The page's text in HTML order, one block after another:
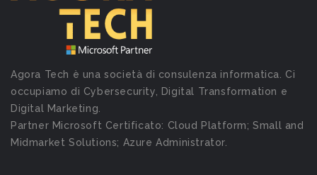
Agora Tech è una società di consulenza informatica. Ci
occupiamo di Cybersecurity, Digital Transformation e
Digital Marketing.
Partner Microsoft Certificato: Cloud Platform; Small and
Midmarket Solutions; Azure Administrator.